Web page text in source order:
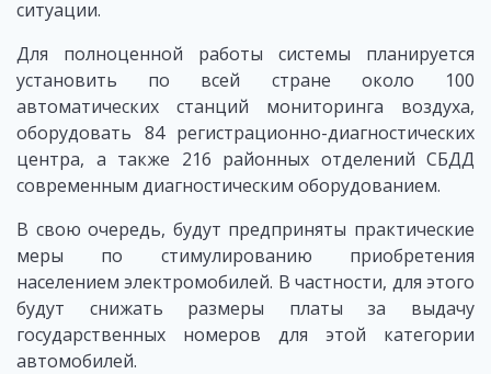
ситуации.
Для полноценной работы системы планируется
установить по всей стране около 100
автоматических станций мониторинга воздуха,
оборудовать 84 регистрационно-диагностических
центра, а также 216 районных отделений СБДД
современным диагностическим оборудованием.
В свою очередь, будут предприняты практические
меры по стимулированию приобретения
населением электромобилей. В частности, для этого
будут снижать размеры платы за выдачу
государственных номеров для этой категории
автомобилей.